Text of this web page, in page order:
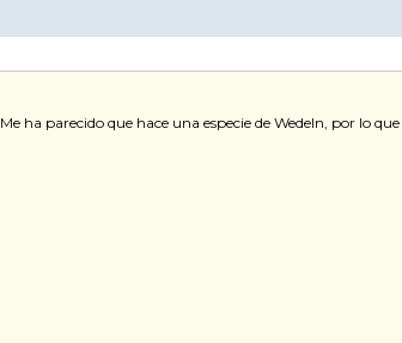
ha parecido que hace una especie de Wedeln, por lo